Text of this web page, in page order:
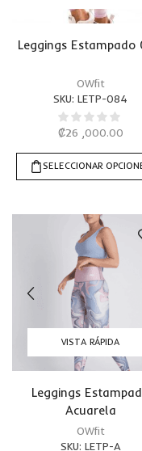
Leggings Estampado
OWfit
SKU: LETP-084
₡26 ,000.00
SELECCIONAR
VISTA RÁPIDA
Leggings
Acuarela
OWfit
SKU: LETP-A